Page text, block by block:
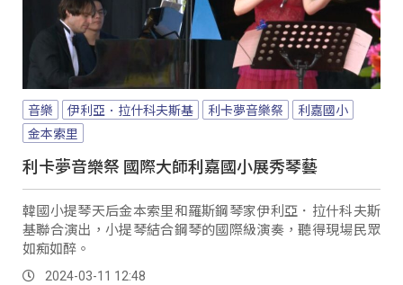
音樂 伊利亞．拉什科夫斯基 利卡夢音樂祭
利嘉國小
金本索里
利卡夢音樂祭 國際大師利嘉國小展秀琴藝
韓國小提琴天后金本索里和羅斯鋼琴家伊利亞．拉什科夫斯
基聯合演出，小提琴結合鋼琴的國際級演奏，聽得現場民眾
如痴如醉。
2024-03-11 12:48